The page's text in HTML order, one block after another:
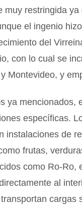
muy restringida
el ingenio
del
con lo cual se
Montevideo, y
ya mencionados,
específicas.
instalaciones de
frutas,
como Ro-Ro,
al
cargas